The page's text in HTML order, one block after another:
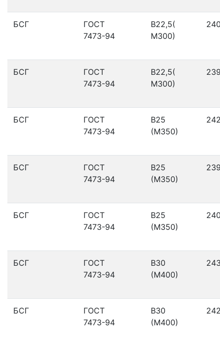
БСГ
ГОСТ
7473-94
В22,5(
М300)
БСГ
ГОСТ
7473-94
В22,5(
М300)
БСГ
ГОСТ
7473-94
В25
(М350)
БСГ
ГОСТ
7473-94
В25
(М350)
БСГ
ГОСТ
7473-94
В25
(М350)
БСГ
ГОСТ
7473-94
В30
(М400)
БСГ
ГОСТ
7473-94
В30
(М400)